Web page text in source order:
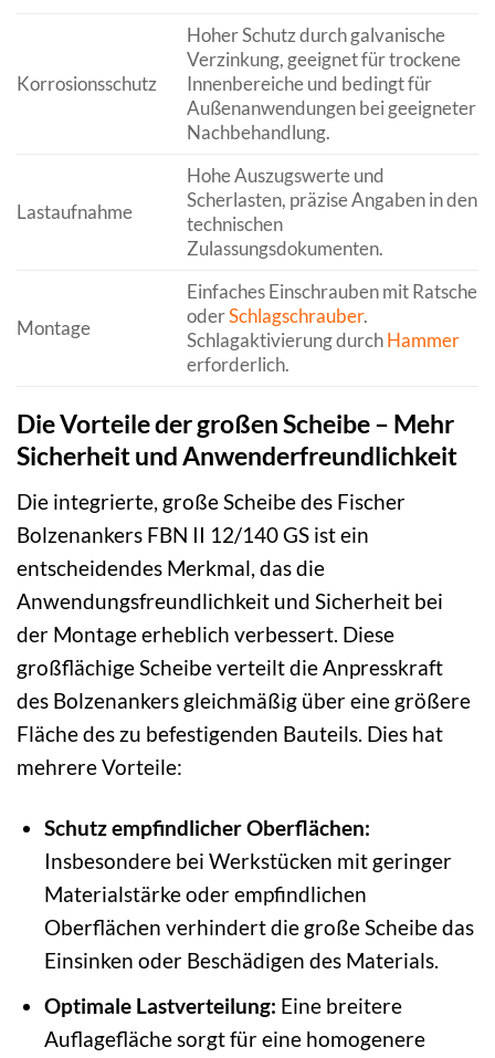
Korrosionsschutz
Hoher Schutz durch galvanische
Verzinkung, geeignet für trockene
Innenbereiche und bedingt für
Außenanwendungen bei geeigneter
Nachbehandlung.
Lastaufnahme
Hohe Auszugswerte und
Scherlasten, präzise Angaben in den
technischen
Zulassungsdokumenten.
Montage
Einfaches Einschrauben mit Ratsche
oderSchlagschrauber.
Schlagaktivierung durchHammer
erforderlich.
Die Vorteile der großen Scheibe – Mehr
Sicherheit und Anwenderfreundlichkeit
Die integrierte, große Scheibe des Fischer
Bolzenankers FBN II 12/140 GS ist ein
entscheidendes Merkmal, das die
Anwendungsfreundlichkeit und Sicherheit bei
der Montage erheblich verbessert. Diese
großflächige Scheibe verteilt die Anpresskraft
des Bolzenankers gleichmäßig über eine größere
Fläche des zu befestigenden Bauteils. Dies hat
mehrere Vorteile:
Schutz empfindlicher Oberflächen:
Insbesondere bei Werkstücken mit geringer
Materialstärke oder empfindlichen
Oberflächen verhindert die große Scheibe das
Einsinken oder Beschädigen des Materials.
Optimale Lastverteilung: Eine breitere
Auflagefläche sorgt für eine homogenere